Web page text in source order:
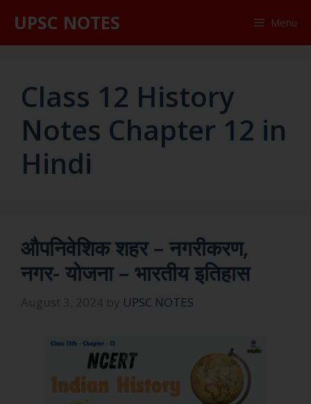
UPSC NOTES Menu
Class 12 History
Notes Chapter 12 in
Hindi
औपनिवेशिक शहर – नगरीकरण,
नगर- योजना – भारतीय इतिहास
August 3, 2024 by UPSC NOTES